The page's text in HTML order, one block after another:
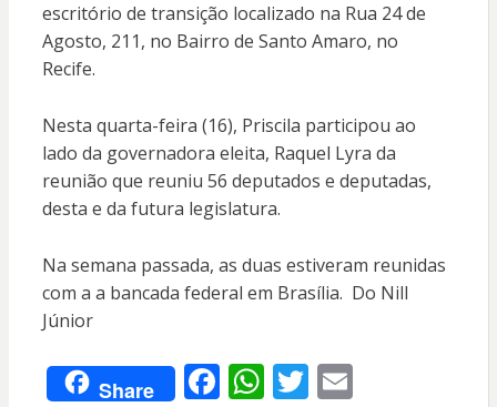
escritório de transição localizado na Rua 24 de
Agosto, 211, no Bairro de Santo Amaro, no
Recife.
Nesta quarta-feira (16), Priscila participou ao
lado da governadora eleita, Raquel Lyra da
reunião que reuniu 56 deputados e deputadas,
desta e da futura legislatura.
Na semana passada, as duas estiveram reunidas
com a a bancada federal em Brasília. Do Nill
Júnior
Share F W T E